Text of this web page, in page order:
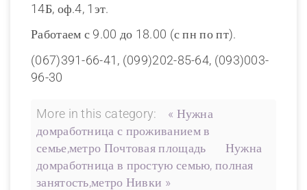
14Б, оф.4, 1эт.
Работаем с 9.00 до 18.00 (с пн по пт).
(067)391-66-41, (099)202-85-64, (093)003-
96-30
More in this category:
« Нужна
домработница с проживанием в
семье,метро Почтовая площадь
Нужна
домработница в простую семью, полная
занятость,метро Нивки »